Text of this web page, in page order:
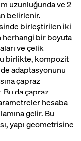
m uzunluğunda ve 2
belirlenir.
birleştirilen iki
bir boyuta
ve çelik
birlikte, kompozit
adaptasyonunu
çapraz
Bu da çapraz
hesaba
gelir. Bu
yapı geometrisine